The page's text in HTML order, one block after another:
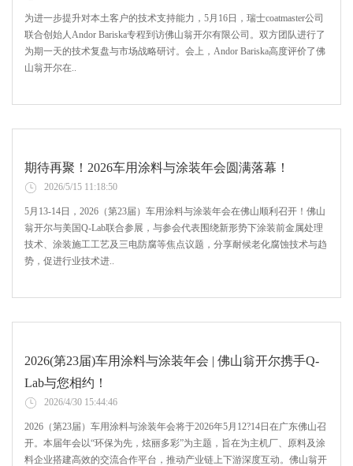
为进一步提升对本土客户的技术支持能力，5月16日，瑞士coatmaster公司
联合创始人Andor Bariska专程到访佛山翁开尔有限公司。双方团队进行了
为期一天的技术复盘与市场战略研讨。会上，Andor Bariska高度评价了佛
山翁开尔在..
期待再聚！2026车用涂料与涂装年会圆满落幕！
2026/5/15 11:18:50
5月13-14日，2026（第23届）车用涂料与涂装年会在佛山顺利召开！佛山
翁开尔与美国Q-Lab联合参展，与参会代表围绕新形势下涂装前金属处理
技术、涂装施工工艺及三电防腐等焦点议题，分享耐候老化腐蚀技术与趋
势，促进行业技术进..
2026(第23届)车用涂料与涂装年会 | 佛山翁开尔携手Q-
Lab与您相约！
2026/4/30 15:44:46
2026（第23届）车用涂料与涂装年会将于2026年5月12?14日在广东佛山召
开。本届年会以“环保为先，炫丽多彩”为主题，旨在为主机厂、原料及涂
料企业搭建高效的交流合作平台，推动产业链上下游深度互动。佛山翁开